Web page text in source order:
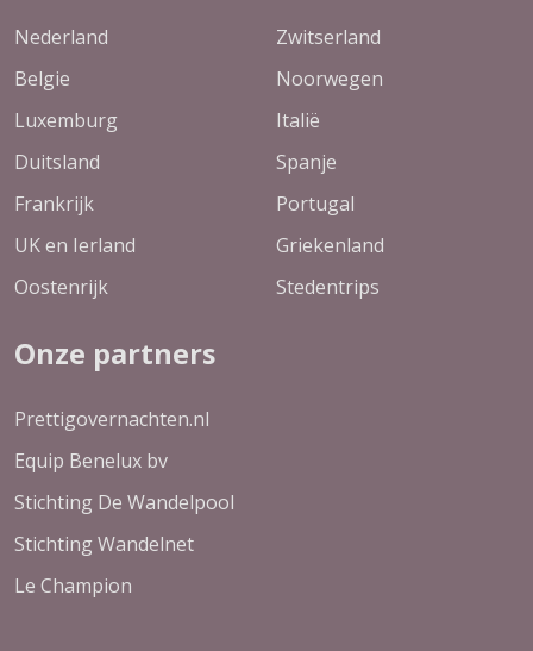
Nederland
Belgie
Luxemburg
Duitsland
Frankrijk
UK en Ierland
Oostenrijk
Zwitserland
Noorwegen
Italië
Spanje
Portugal
Griekenland
Stedentrips
Onze partners
Prettigovernachten.nl
Equip Benelux bv
Stichting De Wandelpool
Stichting Wandelnet
Le Champion